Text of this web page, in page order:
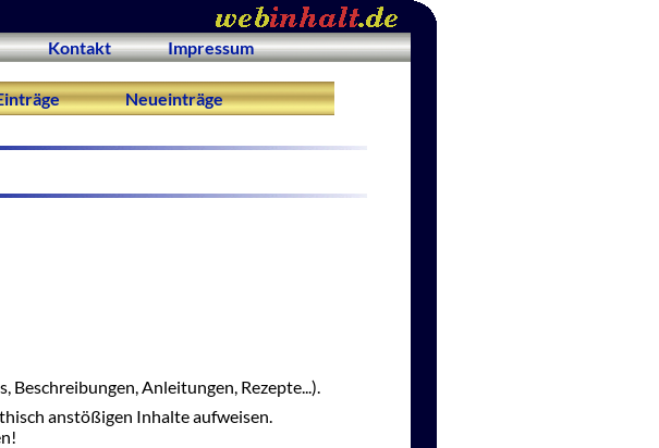
Kontakt Impressum
Neueinträge
Anleitungen, Rezepte...).
anstößigen Inhalte aufweisen.